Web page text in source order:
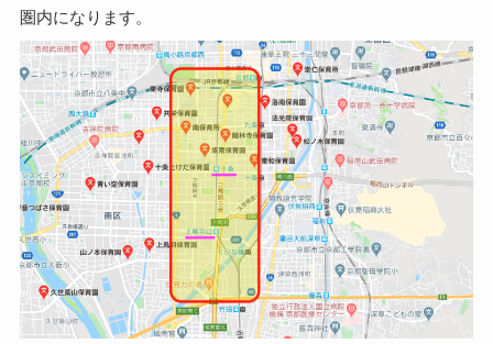
圏内になります。